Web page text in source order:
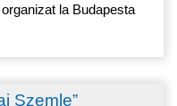
la Budapesta
Szemle”